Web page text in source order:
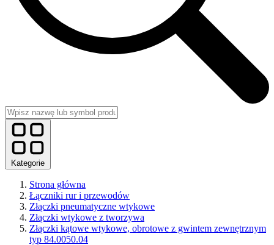
Kategorie
Strona główna
Łączniki rur i przewodów
Złączki pneumatyczne wtykowe
Złączki wtykowe z tworzywa
Złączki kątowe wtykowe, obrotowe z gwintem zewnętrznym
typ 84.0050.04